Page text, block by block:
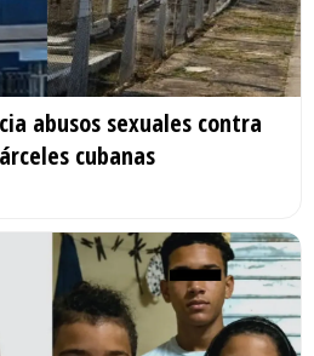
abusos sexuales contra
cubanas